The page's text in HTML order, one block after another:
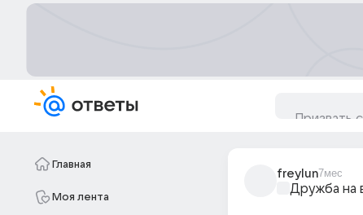
Главная
Моя лента
freylun7мес
Дружба на